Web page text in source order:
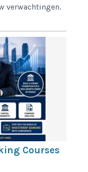
verwachtingen.
Courses